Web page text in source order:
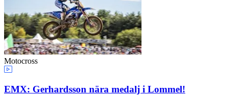
Motocross
EMX: Gerhardsson nära medalj i Lommel!